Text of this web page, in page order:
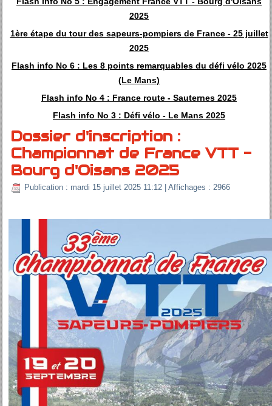
2025
1ère étape du tour des sapeurs-pompiers de France - 25 juillet
2025
Flash info No 6 : Les 8 points remarquables du défi vélo 2025
(Le Mans)
Flash info No 4 : France route - Sauternes 2025
Flash info No 3 : Défi vélo - Le Mans 2025
Dossier d'inscription :
Championnat de France VTT -
Bourg d'Oisans 2025
Publication : mardi 15 juillet 2025 11:12 | Affichages : 2966